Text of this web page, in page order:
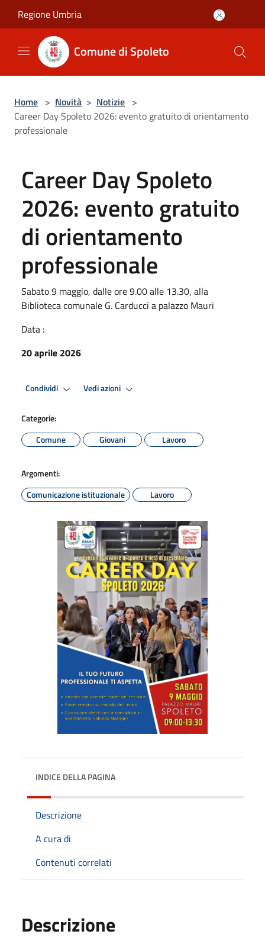
Regione Umbria
Comune di Spoleto
Home > Novità > Notizie >
Career Day Spoleto 2026: evento gratuito di orientamento
professionale
Career Day Spoleto
2026: evento gratuito
di orientamento
professionale
Sabato 9 maggio, dalle ore 9.00 alle 13.30, alla
Biblioteca comunale G. Carducci a palazzo Mauri
Data :
20 aprile 2026
Condividi Vedi azioni
Categorie:
Comune
Giovani Lavoro
Argomenti:
Comunicazione istituzionale
Lavoro
INDICE DELLA PAGINA
Descrizione
A cura di
Contenuti correlati
Descrizione